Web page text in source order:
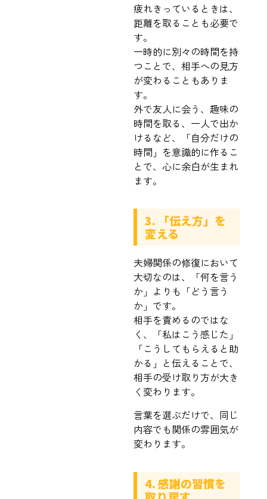
疲れきっているときは、
距離を取ることも必要で
す。
一時的に別々の時間を持
つことで、相手への見方
が変わることもありま
す。
外で友人に会う、趣味の
時間を取る、一人で出か
けるなど、「自分だけの
時間」を意識的に作るこ
とで、心に余白が生まれ
ます。
3. 「伝え方」を
変える
夫婦関係の修復において
大切なのは、「何を言う
か」よりも「どう言う
か」です。
相手を責めるのではな
く、「私はこう感じた」
「こうしてもらえると助
かる」と伝えることで、
相手の受け取り方が大き
く変わります。
言葉を選ぶだけで、同じ
内容でも関係の雰囲気が
変わります。
4. 感謝の習慣を